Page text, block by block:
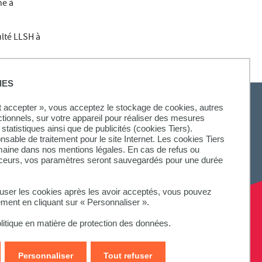
accepter », vous acceptez le stockage de cookies, autres
sur votre appareil pour réaliser des mesures
ainsi que de publicités (cookies Tiers).
de traitement pour le site Internet. Les cookies Tiers
dans nos mentions légales. En cas de refus ou
vos paramètres seront sauvegardés pour une durée
les cookies après les avoir acceptés, vous pouvez
en cliquant sur « Personnaliser ».
en matière de protection des données.
Tout refuser
Personnaliser
à
LLSH à